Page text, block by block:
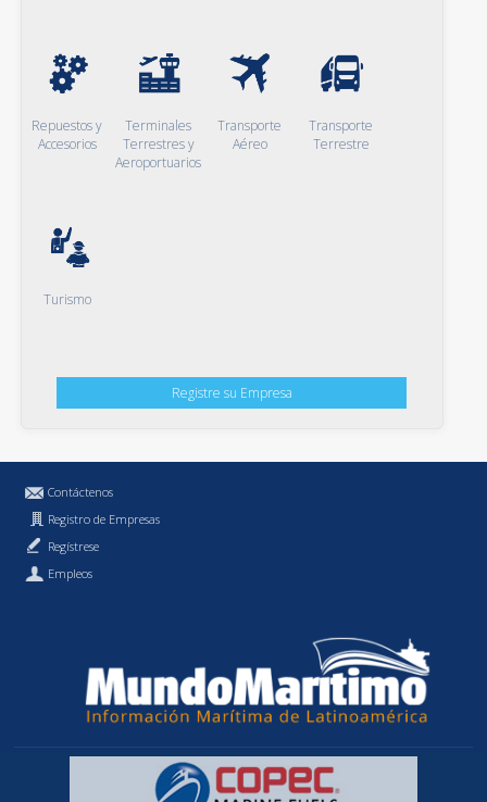
Repuestos y
Accesorios
Terminales
Terrestres y
Aeroportuarios
Transporte
Aéreo
Transporte
Terrestre
Turismo
Registre su Empresa
Contáctenos
Registro de Empresas
Regístrese
Empleos
Política de Privacidad
MundoMaritimo.cl es una marca registrada de MundoMaritimo Ltda.